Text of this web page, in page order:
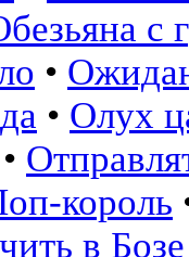
с
•
• Олух
•
король
в Бозе